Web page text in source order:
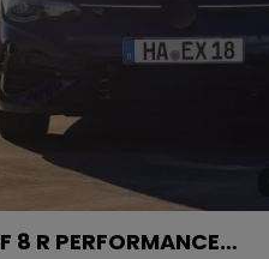
8 R PERFORMANCE